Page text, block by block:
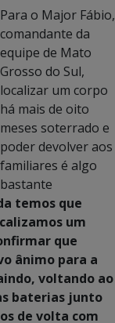
Para o Major Fábio,
comandante da
equipe de Mato
Grosso do Sul,
localizar um corpo
há mais de oito
meses soterrado e
poder devolver aos
familiares é algo
bastante
temos que
um
que
ânimo para a
voltando ao
baterias junto
de volta com